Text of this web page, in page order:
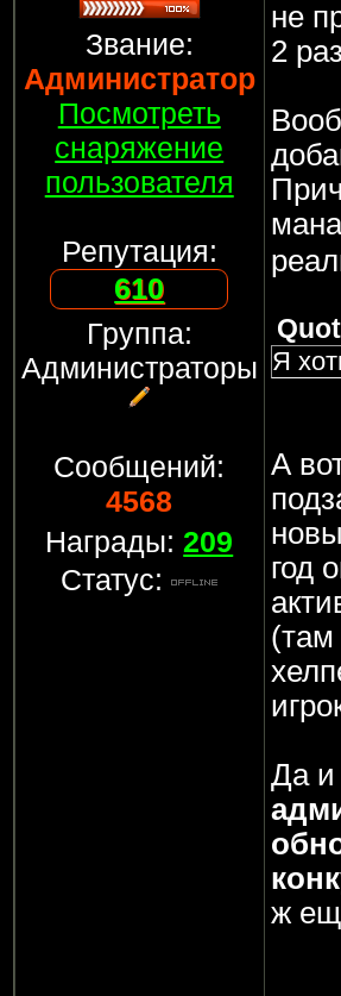
Звание:
Администратор
Посмотреть
снаряжение
пользователя
Репутация:
610
Группа:
Администраторы
Сообщений:
4568
Награды:209
Статус:
не
2
Я
А
год
(там
Да и
ж